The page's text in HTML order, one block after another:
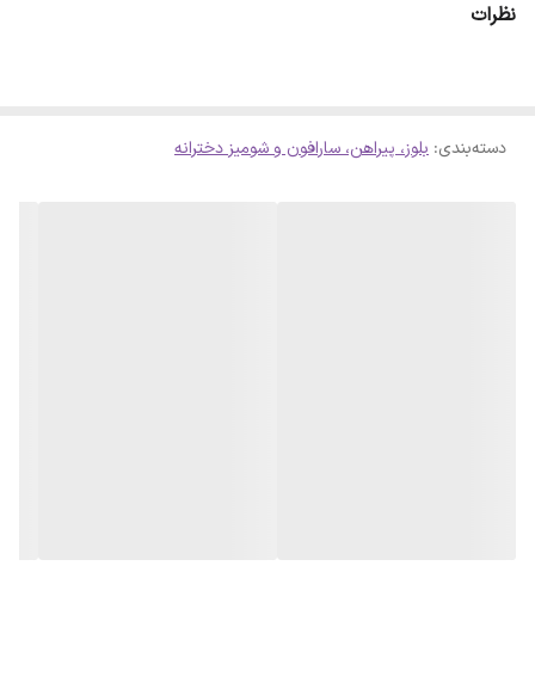
نظرات
دسته‌بندی: بلوز، پیراهن، سارافون و شومیز دخترانه